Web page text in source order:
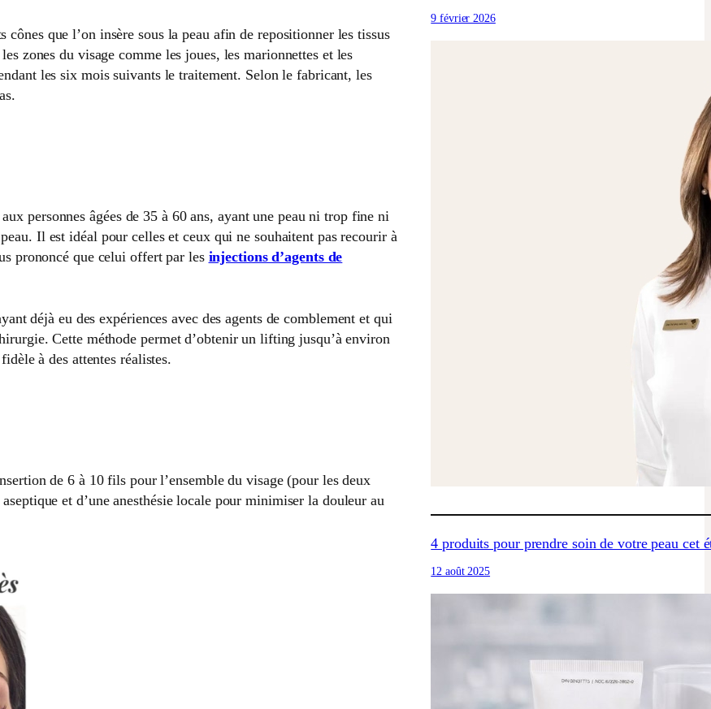
que l’on insère sous la peau afin de repositionner les tissus
zones du visage comme les joues, les marionnettes et les
les six mois suivants le traitement. Selon le fabricant, les
personnes âgées de 35 à 60 ans, ayant une peau ni trop fine ni
Il est idéal pour celles et ceux qui ne souhaitent pas recourir à
prononcé que celui offert par les injections d’agents de
déjà eu des expériences avec des agents de comblement et qui
Cette méthode permet d’obtenir un lifting jusqu’à environ
à des attentes réalistes.
de 6 à 10 fils pour l’ensemble du visage (pour les deux
et d’une anesthésie locale pour minimiser la douleur au
9 février 2026
4 produits pour prendre soin de votre peau cet
12 août 2025